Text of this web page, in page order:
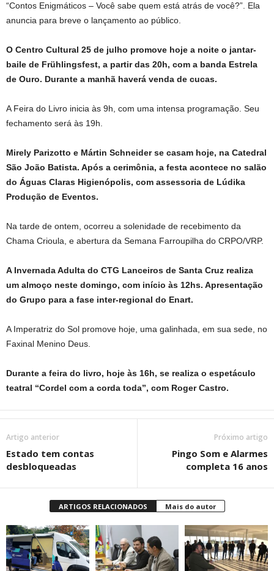
“Contos Enigmáticos – Você sabe quem está atrás de você?”. Ela
anuncia para breve o lançamento ao público.
O Centro Cultural 25 de julho promove hoje a noite o jantar-
baile de Frühlingsfest, a partir das 20h, com a banda Estrela
de Ouro. Durante a manhã haverá venda de cucas.
A Feira do Livro inicia às 9h, com uma intensa programação. Seu
fechamento será às 19h.
Mirely Parizotto e Mártin Schneider se casam hoje, na Catedral
São João Batista. Após a cerimônia, a festa acontece no salão
do Águas Claras Higienópolis, com assessoria de Lúdika
Produção de Eventos.
Na tarde de ontem, ocorreu a solenidade de recebimento da
Chama Crioula, e abertura da Semana Farroupilha do CRPO/VRP.
A Invernada Adulta do CTG Lanceiros de Santa Cruz realiza
um almoço neste domingo, com início às 12hs. Apresentação
do Grupo para a fase inter-regional do Enart.
A Imperatriz do Sol promove hoje, uma galinhada, em sua sede, no
Faxinal Menino Deus.
Durante a feira do livro, hoje às 16h, se realiza o espetáculo
teatral “Cordel com a corda toda”, com Roger Castro.
Artigo anterior
Estado tem contas
desbloqueadas
Próximo artigo
Pingo Som e Alarmes
completa 16 anos
ARTIGOS RELACIONADOS Mais do autor